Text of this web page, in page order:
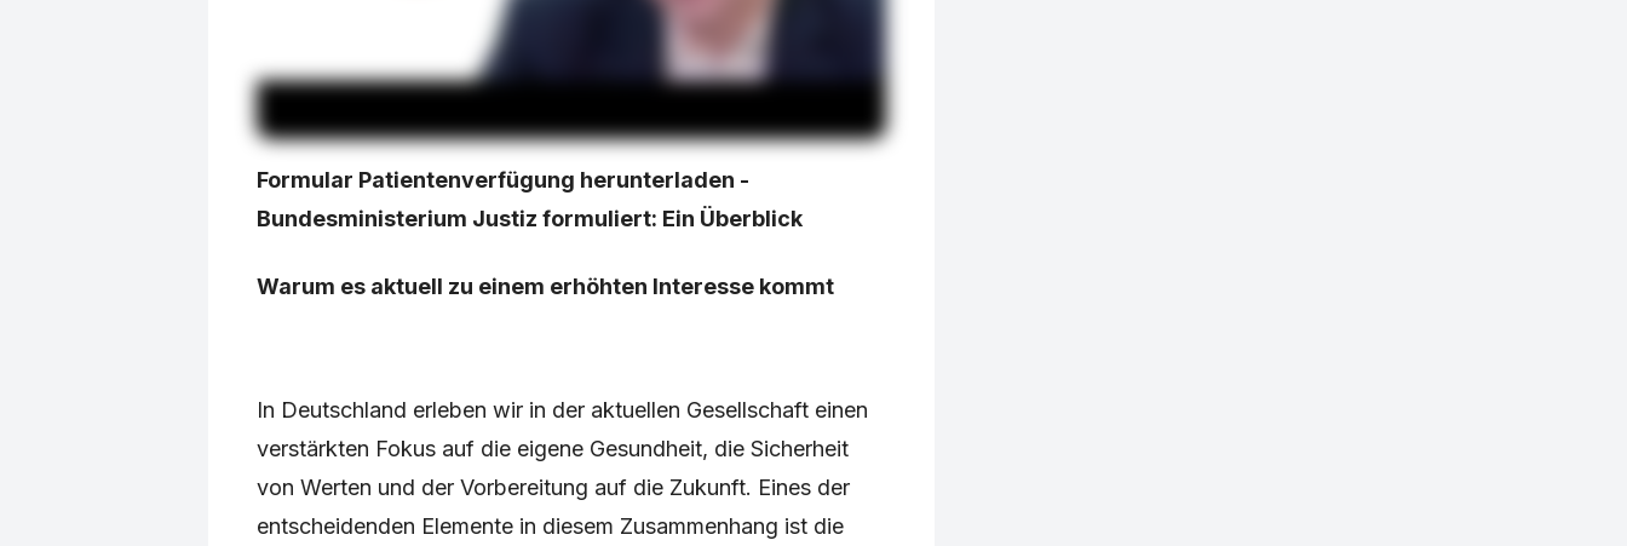
Formular Patientenverfügung herunterladen -
Bundesministerium Justiz formuliert: Ein Überblick
Warum es aktuell zu einem erhöhten Interesse kommt
In Deutschland erleben wir in der aktuellen Gesellschaft einen
verstärkten Fokus auf die eigene Gesundheit, die Sicherheit
von Werten und der Vorbereitung auf die Zukunft. Eines der
entscheidenden Elemente in diesem Zusammenhang ist die